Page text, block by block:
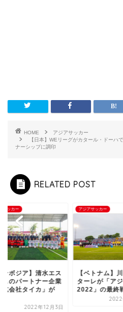
HOME
アジアサッカー
【日本】WEリーグがカタール・ドーハ
ナーシップに調印
RELATED POST
サッカー
ンボジア】清水エス
スのパートナー企業
式会社タイカ」が
2022年12月3日
アジアサッカー
【ベトナム】
ターレが「ア
2022」の最終
2022